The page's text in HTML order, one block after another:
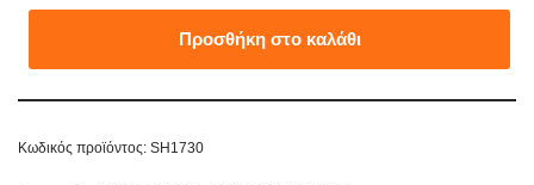
Προσθήκη στο καλάθι
Κωδικός προϊόντος: SH1730